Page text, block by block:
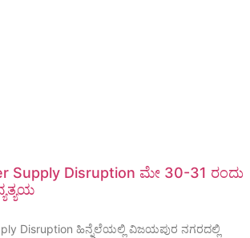
Supply Disruption ಮೇ 30-31 ರಂದು
Disruption ಹಿನ್ನೆಲೆಯಲ್ಲಿ ವಿಜಯಪುರ ನಗರದಲ್ಲಿ